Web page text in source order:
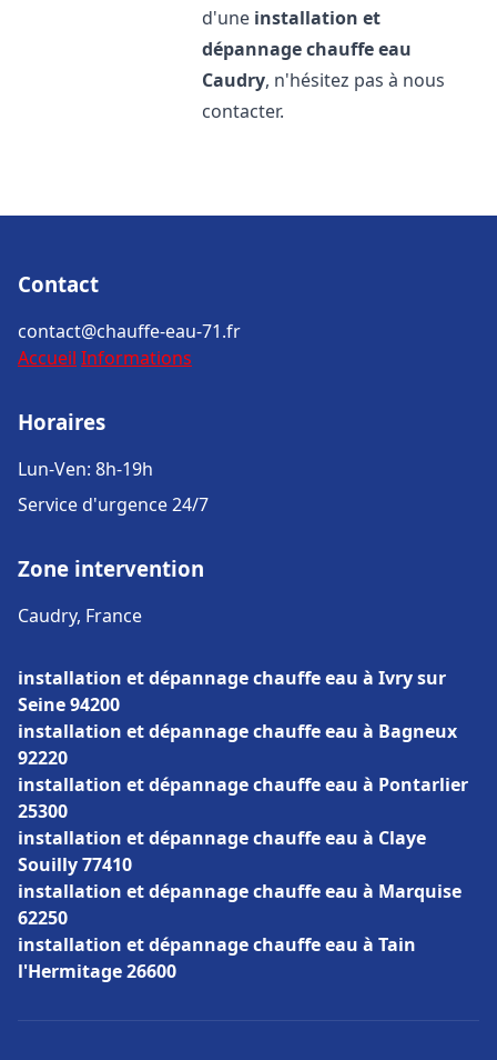
d'une installation et
dépannage chauffe eau
Caudry, n'hésitez pas à nous
contacter.
Contact
contact@chauffe-eau-71.fr
Accueil Informations
Horaires
Lun-Ven: 8h-19h
Service d'urgence 24/7
Zone intervention
Caudry, France
installation et dépannage chauffe eau à Ivry sur
Seine 94200
installation et dépannage chauffe eau à Bagneux
92220
installation et dépannage chauffe eau à Pontarlier
25300
installation et dépannage chauffe eau à Claye
Souilly 77410
installation et dépannage chauffe eau à Marquise
62250
installation et dépannage chauffe eau à Tain
l'Hermitage 26600